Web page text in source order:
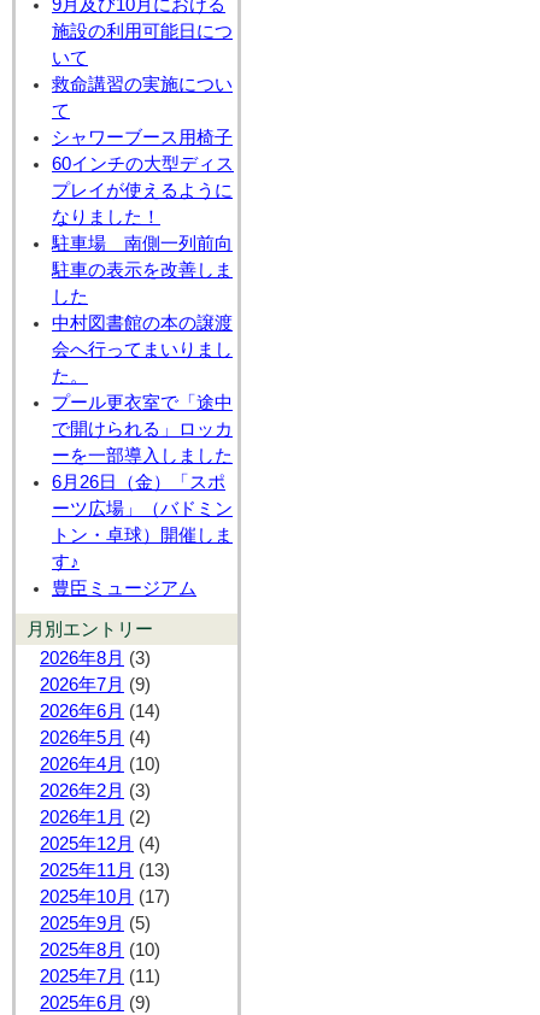
9月及び10月における
施設の利用可能日につ
いて
救命講習の実施につい
て
シャワーブース用椅子
60インチの大型ディス
プレイが使えるように
なりました！
駐車場 南側一列前向
駐車の表示を改善しま
した
中村図書館の本の譲渡
会へ行ってまいりまし
た。
プール更衣室で「途中
で開けられる」ロッカ
ーを一部導入しました
6月26日（金）「スポ
ーツ広場」（バドミン
トン・卓球）開催しま
す♪
豊臣ミュージアム
月別エントリー
2026年8月 (3)
2026年7月 (9)
2026年6月 (14)
2026年5月 (4)
2026年4月 (10)
2026年2月 (3)
2026年1月 (2)
2025年12月 (4)
2025年11月 (13)
2025年10月 (17)
2025年9月 (5)
2025年8月 (10)
2025年7月 (11)
2025年6月 (9)